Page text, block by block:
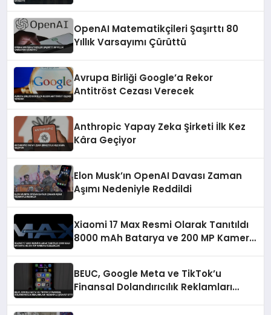
OpenAI Matematikçileri Şaşırttı 80
Yıllık Varsayımı Çürüttü
Avrupa Birliği Google’a Rekor
Antitröst Cezası Verecek
Anthropic Yapay Zeka Şirketi İlk Kez
Kâra Geçiyor
Elon Musk’ın OpenAI Davası Zaman
Aşımı Nedeniyle Reddildi
Xiaomi 17 Max Resmi Olarak Tanıtıldı
8000 mAh Batarya ve 200 MP Kamera
BEUC, Google Meta ve TikTok’u
Finansal Dolandırıcılık Reklamları